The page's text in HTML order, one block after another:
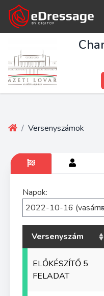
/ Versenyszámok
Napok:
Versenyszám
ELŐKÉSZÍTŐ 5
FELADAT